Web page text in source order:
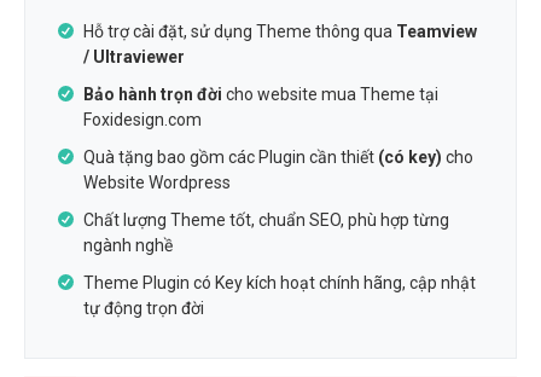
Hỗ trợ cài đặt, sử dụng Theme thông qua Teamview
/ Ultraviewer
Bảo hành trọn đời cho website mua Theme tại
Foxidesign.com
Quà tặng bao gồm các Plugin cần thiết (có key) cho
Website Wordpress
Chất lượng Theme tốt, chuẩn SEO, phù hợp từng
ngành nghề
Theme Plugin có Key kích hoạt chính hãng, cập nhật
tự động trọn đời